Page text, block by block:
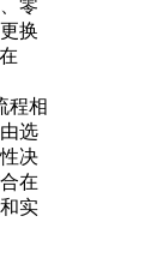
零
换
程相
选
决
在
实